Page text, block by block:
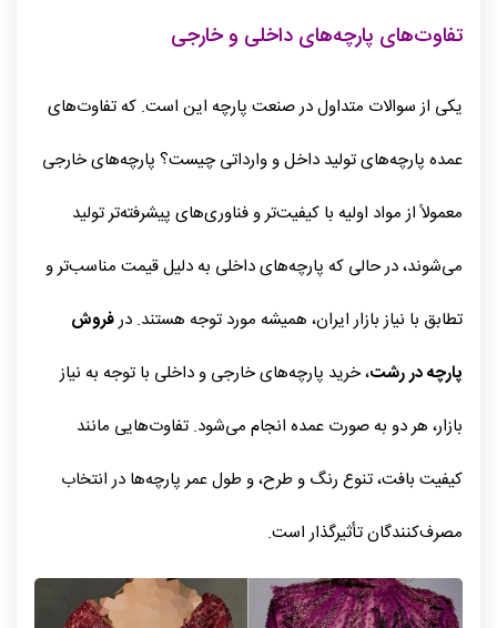
تفاوت‌های پارچه‌های داخلی و خارجی
یکی از سوالات متداول در صنعت پارچه این است. که تفاوت‌های
عمده پارچه‌های تولید داخل و وارداتی چیست؟ پارچه‌های خارجی
معمولاً از مواد اولیه با کیفیت‌تر و فناوری‌های پیشرفته‌تر تولید
می‌شوند، در حالی که پارچه‌های داخلی به دلیل قیمت مناسب‌تر و
تطابق با نیاز بازار ایران، همیشه مورد توجه هستند. درفروش
پارچه در رشت، خرید پارچه‌های خارجی و داخلی با توجه به نیاز
بازار، هر دو به صورت عمده انجام می‌شود. تفاوت‌هایی مانند
کیفیت بافت، تنوع رنگ و طرح، و طول عمر پارچه‌ها در انتخاب
مصرف‌کنندگان تأثیرگذار است.